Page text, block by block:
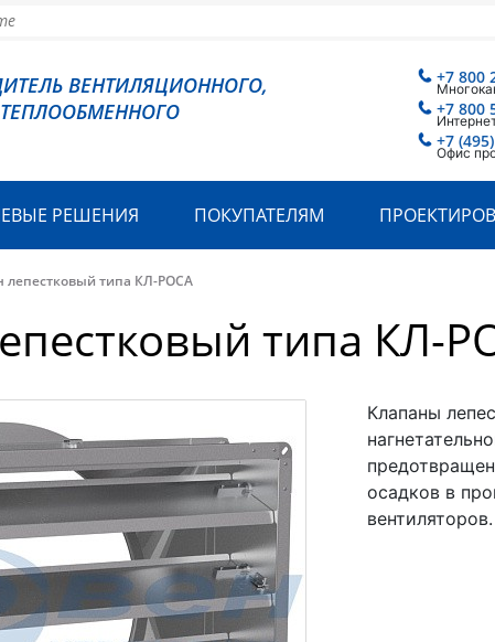
ВЕНТИЛЯЦИОННОГО,
+7 800
+7 800
+7
Офис
РЕШЕНИЯ ПОКУПАТЕЛЯМ
лепестковый типа КЛ-РОСА
типа КЛ-
Клапаны
осадков в
вентиляторов.